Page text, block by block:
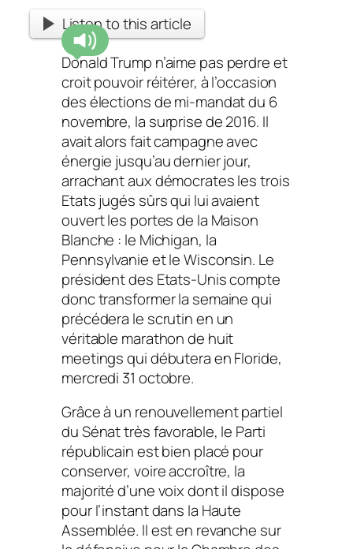
Listen to this article
Donald Trump n’aime pas perdre et
croit pouvoir réitérer, à l’occasion
des élections de mi-mandat du 6
novembre, la surprise de 2016. Il
avait alors fait campagne avec
énergie jusqu’au dernier jour,
arrachant aux démocrates les trois
Etats jugés sûrs qui lui avaient
ouvert les portes de la Maison
Blanche : le Michigan, la
Pennsylvanie et le Wisconsin. Le
président des Etats-Unis compte
donc transformer la semaine qui
précédera le scrutin en un
véritable marathon de huit
meetings qui débutera en Floride,
mercredi 31 octobre.
Grâce à un renouvellement partiel
du Sénat très favorable, le Parti
républicain est bien placé pour
conserver, voire accroître, la
majorité d’une voix dont il dispose
pour l’instant dans la Haute
Assemblée. Il est en revanche sur